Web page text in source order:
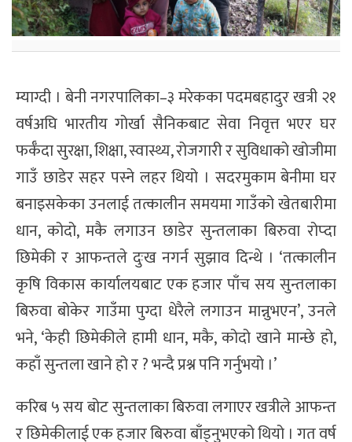
म्याग्दी । बेनी नगरपालिका–३ मरेकका पदमबहादुर खत्री २१
वर्षअघि भारतीय गोर्खा सैनिकबाट सेवा निवृत्त भएर घर
फर्कँदा सुरक्षा, शिक्षा, स्वास्थ्य, रोजगारी र सुविधाको खोजीमा
गाउँ छाडेर सहर पस्ने लहर थियो । सदरमुकाम बेनीमा घर
बनाइसकेका उनलाई तत्कालीन समयमा गाउँको खेतबारीमा
धान, कोदो, मकै लगाउन छाडेर सुन्तलाका बिरुवा रोप्दा
छिमेकी र आफन्तले दुःख नगर्न सुझाव दिन्थे । ‘तत्कालीन
कृषि विकास कार्यालयबाट एक हजार पाँच सय सुन्तलाका
बिरुवा बोकेर गाउँमा पुग्दा धेरैले लगाउन मान्नुभएन’, उनले
भने, ‘केही छिमेकीले हामी धान, मकै, कोदो खाने मान्छे हो,
कहाँ सुन्तला खाने हो र ? भन्दै प्रश्न पनि गर्नुभयो ।’
करिब ५ सय बोट सुन्तलाका बिरुवा लगाएर खत्रीले आफन्त
र छिमेकीलाई एक हजार बिरुवा बाँड्नुभएको थियो । गत वर्ष